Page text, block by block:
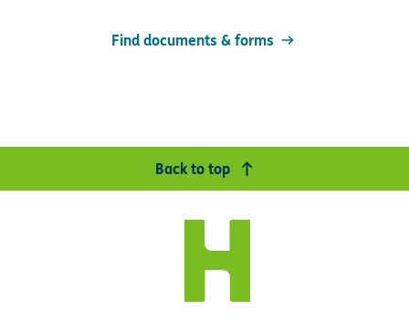
Find documents & forms
Back to top